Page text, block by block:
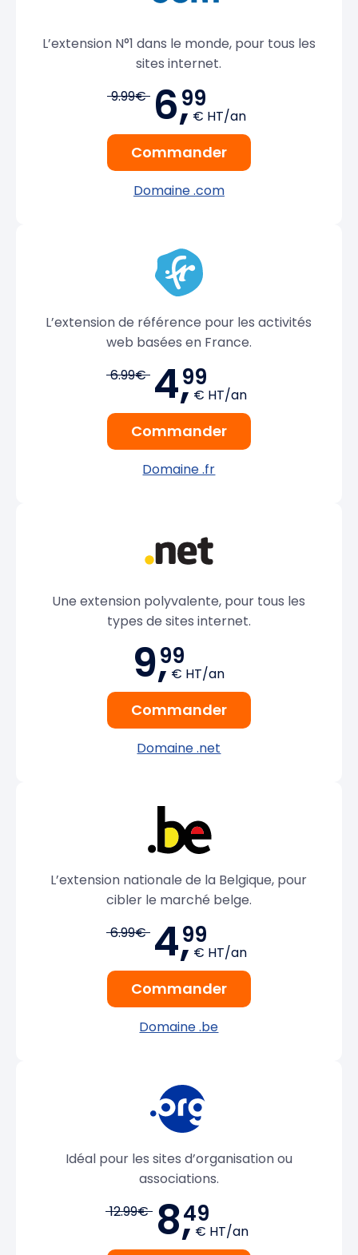
L’extension N°1 dans le monde, pour tous les
sites internet.
9.99€ 6,99
€ HT/an
Commander
Domaine .com
L’extension de référence pour les activités
web basées en France.
6.99€ 4,99
€ HT/an
Commander
Domaine .fr
Une extension polyvalente, pour tous les
types de sites internet.
9,99
€ HT/an
Commander
Domaine .net
L’extension nationale de la Belgique, pour
cibler le marché belge.
6.99€ 4,99
€ HT/an
Commander
Domaine .be
Idéal pour les sites d’organisation ou
associations.
12.99€ 8,49
€ HT/an